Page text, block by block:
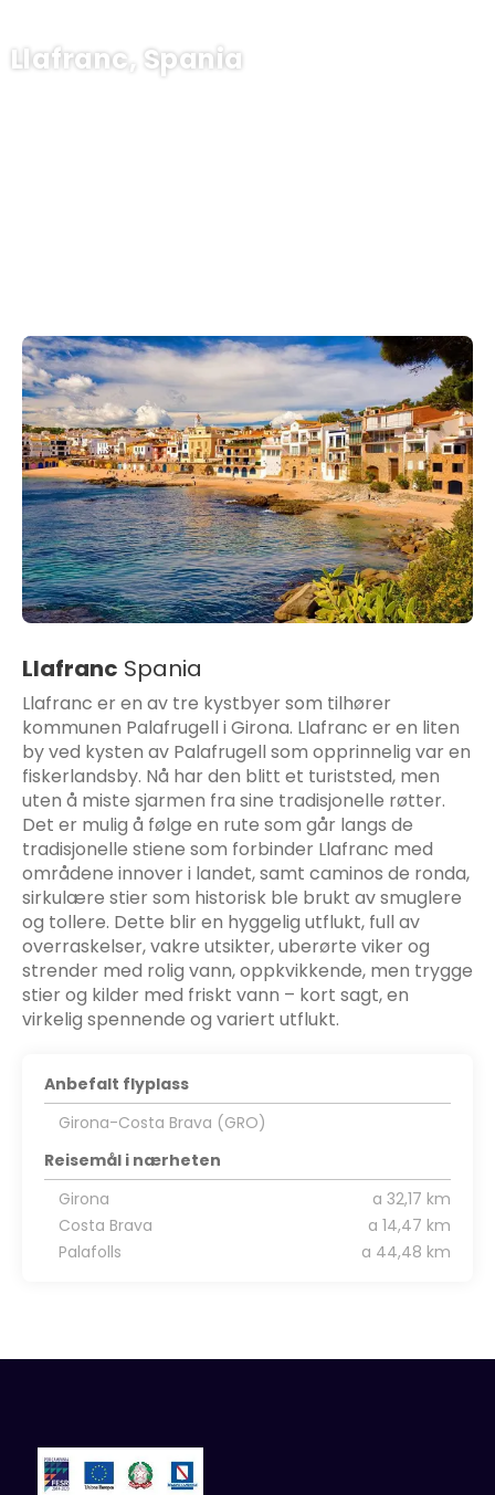
Llafranc, Spania
Llafranc Spania
Llafranc er en av tre kystbyer som tilhører
kommunen Palafrugell i Girona. Llafranc er en liten
by ved kysten av Palafrugell som opprinnelig var en
fiskerlandsby. Nå har den blitt et turiststed, men
uten å miste sjarmen fra sine tradisjonelle røtter.
Det er mulig å følge en rute som går langs de
tradisjonelle stiene som forbinder Llafranc med
områdene innover i landet, samt caminos de ronda,
sirkulære stier som historisk ble brukt av smuglere
og tollere. Dette blir en hyggelig utflukt, full av
overraskelser, vakre utsikter, uberørte viker og
strender med rolig vann, oppkvikkende, men trygge
stier og kilder med friskt vann – kort sagt, en
virkelig spennende og variert utflukt.
Anbefalt flyplass
Girona-Costa Brava (GRO)
Reisemål i nærheten
Girona
a 32,17 km
Costa Brava
a 14,47 km
Palafolls
a 44,48 km